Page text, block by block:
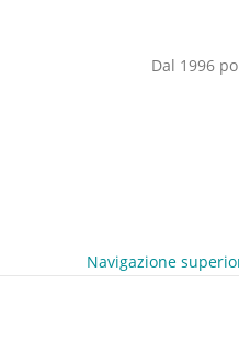
Dal 1996
Navigazione